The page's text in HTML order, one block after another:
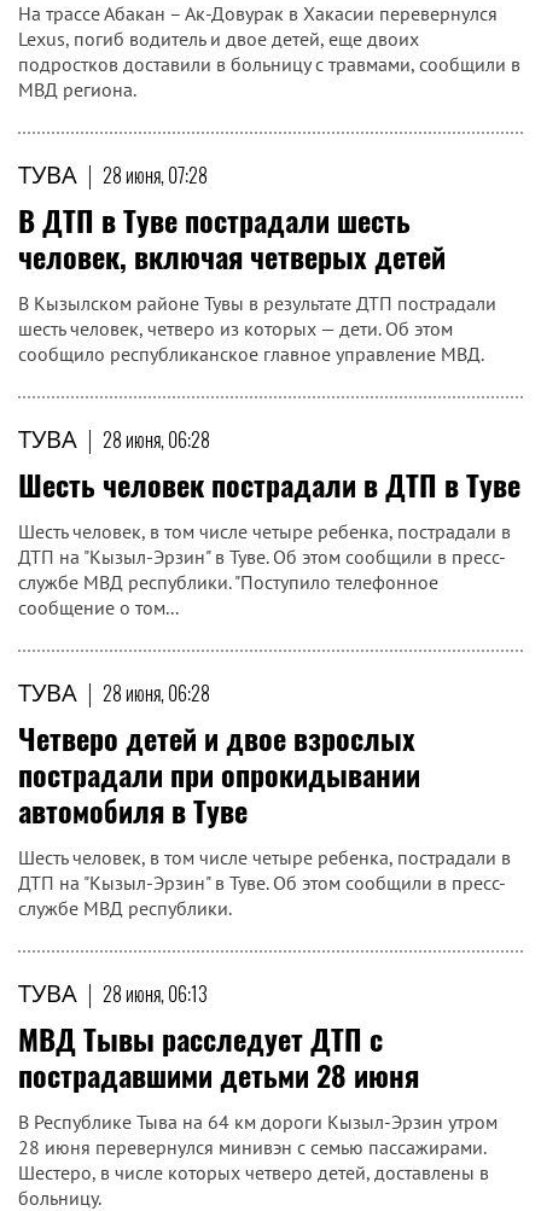
На трассе Абакан – Ак-Довурак в Хакасии перевернулся
Lexus, погиб водитель и двое детей, еще двоих
подростков доставили в больницу с травмами, сообщили в
МВД региона.
ТУВА | 28 июня, 07:28
В ДТП в Туве пострадали шесть
человек, включая четверых детей
В Кызылском районе Тувы в результате ДТП пострадали
шесть человек, четверо из которых — дети. Об этом
сообщило республиканское главное управление МВД.
ТУВА | 28 июня, 06:28
Шесть человек пострадали в ДТП в Туве
Шесть человек, в том числе четыре ребенка, пострадали в
ДТП на "Кызыл-Эрзин" в Туве. Об этом сообщили в пресс-
службе МВД республики. "Поступило телефонное
сообщение о том...
ТУВА | 28 июня, 06:28
Четверо детей и двое взрослых
пострадали при опрокидывании
автомобиля в Туве
Шесть человек, в том числе четыре ребенка, пострадали в
ДТП на "Кызыл-Эрзин" в Туве. Об этом сообщили в пресс-
службе МВД республики.
ТУВА | 28 июня, 06:13
МВД Тывы расследует ДТП с
пострадавшими детьми 28 июня
В Республике Тыва на 64 км дороги Кызыл-Эрзин утром
28 июня перевернулся минивэн с семью пассажирами.
Шестеро, в числе которых четверо детей, доставлены в
больницу.